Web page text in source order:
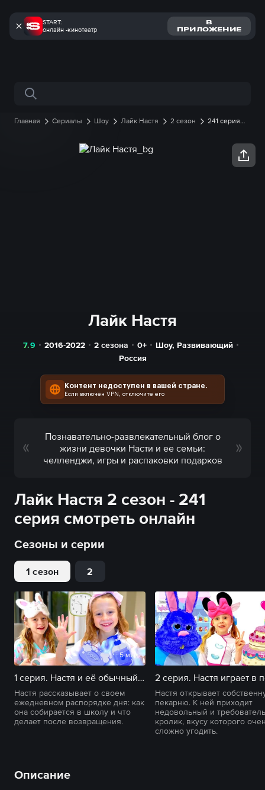
START:
онлайн -кинотеатр
В
ПРИЛОЖЕНИЕ
Поиск по сайту
Главная Сериалы Шоу Лайк Настя 2 сезон
241 серия
Лайк Настя
7.9 2016-2022 2 сезона 0+ Шоу, Развивающий
Россия
Контент недоступен в вашей стране.
Если включён VPN, отключите его
Познавательно-развлекательный блог о
жизни девочки Насти и ее семьи:
челленджи, игры и распаковки подарков
Лайк Настя 2 сезон - 241
серия смотреть онлайн
Сезоны и серии
1 сезон 2
5 мин
1 серия. Настя и её обычный школьный день с утренней рутиной
Настя рассказывает о своем
ежедневном распорядке дня: как
она собирается в школу и что
делает после возвращения.
Настя открывает
пекарню. К ней приходит
недовольный и
кролик, вкусу которого
сложно угодить.
Описание